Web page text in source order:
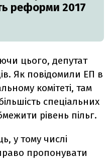
реформи 2017
цього, депутат
Як повідомили ЕП в
комітеті, там
спеціальних
рівень пільг.
у тому числі
пропонувати